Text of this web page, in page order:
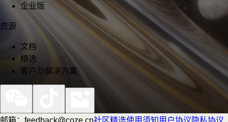
企业版
资源
文档
精选
客户与解决方案
邮箱：feedback@coze.cn社区精选使用须知 用户协议 隐私协议